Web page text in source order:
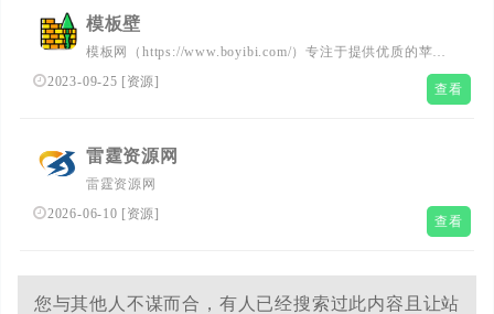
模板壁
模板网（https://www.boyibi.com/）专注于提供优质的苹果
cms模板、maccms模板、苹果cms插件、苹果cms采集以及
定制服务。我们致力于为您提供具有独特设计风格和强大功
案，确保您的网站在技术、安全和用户体验方面都达到最高
水平。我们的售后保障团队也将为您提供全天候在线支持，
随时为您解答疑问和解决困难，让您的网站运营无忧。
2023-09-25 [资源] 查看
雷霆资源网
雷霆资源网
2026-06-10 [资源] 查看
您与其他人不谋而合，有人已经搜索过此内容且让站